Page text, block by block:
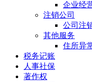
企业经
注销公司
公司注
其他服务
住所异
税务记账
人事社保
著作权